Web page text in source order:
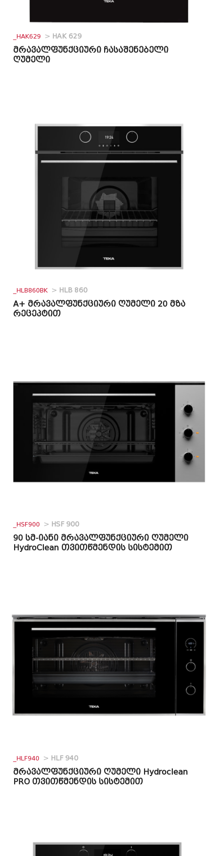
_HAK629 > HAK 629
მრავალფუნქციური ჩასაშენებელი
ღუმელი
_HLB860BK > HLB 860
A+ მრავალფუნქციური ღუმელი 20 მზა
რეცეპტით
_HSF900 > HSF 900
90 სმ-იანი მრავალფუნქციური ღუმელი
HydroClean თვითწმენდის სისტემით
_HLF940 > HLF 940
მრავალფუნქციური ღუმელი Hydroclean
PRO თვითწმენდის სისტემით